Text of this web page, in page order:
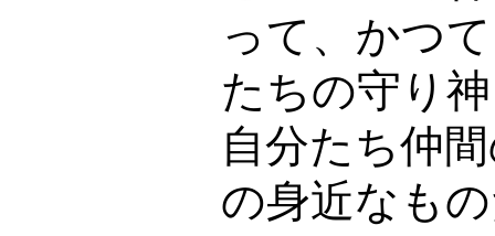
って、かつ
たちの守り
自分たち仲
の身近なも